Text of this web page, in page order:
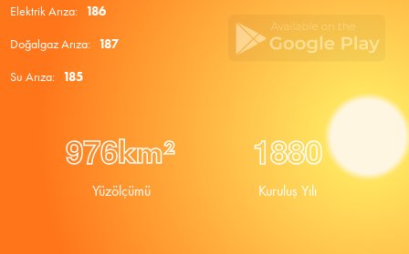
Elektrik Arıza: 186
Doğalgaz Arıza: 187
Su Arıza: 185
976km²
Yüzölçümü
1880
Kuruluş Yılı